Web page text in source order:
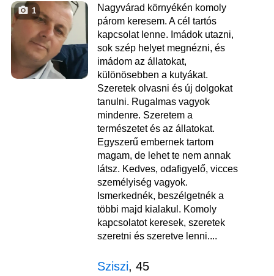
1
Nagyvárad környékén komoly
párom keresem. A cél tartós
kapcsolat lenne. Imádok utazni,
sok szép helyet megnézni, és
imádom az állatokat,
különösebben a kutyákat.
Szeretek olvasni és új dolgokat
tanulni. Rugalmas vagyok
mindenre. Szeretem a
természetet és az állatokat.
Egyszerű embernek tartom
magam, de lehet te nem annak
látsz. Kedves, odafigyelő, vicces
személyiség vagyok.
Ismerkednék, beszélgetnék a
többi majd kialakul. Komoly
kapcsolatot keresek, szeretek
szeretni és szeretve lenni....
Sziszi, 45